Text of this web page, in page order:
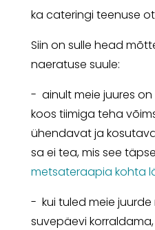
ka cateringi teenuse
Siin on sulle head
naeratuse suule:
- ainult meie juures
koos tiimiga teha
ühendavat ja
sa ei tea, mis see
metsateraapia kohta
- kui tuled meie
suvepäevi